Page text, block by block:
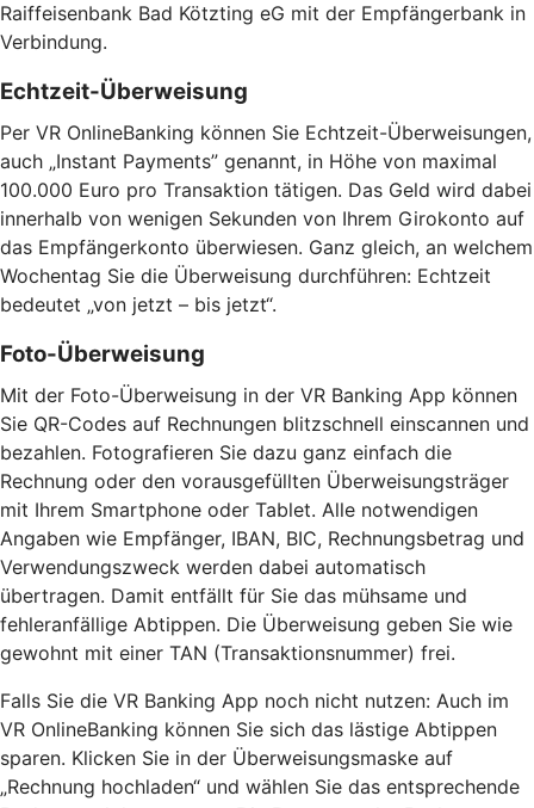
Raiffeisenbank Bad Kötzting eG mit der Empfängerbank in
Verbindung.
Echtzeit-Überweisung
Per VR OnlineBanking können Sie Echtzeit-Überweisungen,
auch „Instant Payments” genannt, in Höhe von maximal
100.000 Euro pro Transaktion tätigen. Das Geld wird dabei
innerhalb von wenigen Sekunden von Ihrem Girokonto auf
das Empfängerkonto überwiesen. Ganz gleich, an welchem
Wochentag Sie die Überweisung durchführen: Echtzeit
bedeutet „von jetzt – bis jetzt“.
Foto-Überweisung
Mit der Foto-Überweisung in der VR Banking App können
Sie QR-Codes auf Rechnungen blitzschnell einscannen und
bezahlen. Fotografieren Sie dazu ganz einfach die
Rechnung oder den vorausgefüllten Überweisungsträger
mit Ihrem Smartphone oder Tablet. Alle notwendigen
Angaben wie Empfänger, IBAN, BIC, Rechnungsbetrag und
Verwendungszweck werden dabei automatisch
übertragen. Damit entfällt für Sie das mühsame und
fehleranfällige Abtippen. Die Überweisung geben Sie wie
gewohnt mit einer TAN (Transaktionsnummer) frei.
Falls Sie die VR Banking App noch nicht nutzen: Auch im
VR OnlineBanking können Sie sich das lästige Abtippen
sparen. Klicken Sie in der Überweisungsmaske auf
„Rechnung hochladen“ und wählen Sie das entsprechende